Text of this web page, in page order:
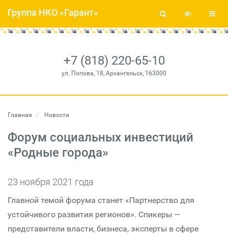
+7 (818) 220-65-10
ул. Попова, 18, Архангельск, 163000
Группа НКО «Гарант»
Главная Новости
Форум социальных инвестиций
«Родные города»
23 ноября 2021 года
Главной темой форума станет «Партнерство для
устойчивого развития регионов». Спикеры —
представители власти, бизнеса, эксперты в сфере